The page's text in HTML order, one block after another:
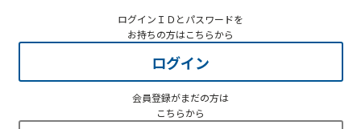
ログインＩＤとパスワードを
お持ちの方はこちらから
ログイン
会員登録がまだの方は
こちらから